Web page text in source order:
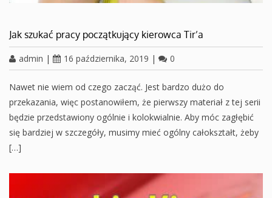
Jak szukać pracy początkujący kierowca Tir’a
admin | 16 października, 2019 | 0
Nawet nie wiem od czego zacząć. Jest bardzo dużo do
przekazania, więc postanowiłem, że pierwszy materiał z tej serii
będzie przedstawiony ogólnie i kolokwialnie. Aby móc zagłębić
się bardziej w szczegóły, musimy mieć ogólny całokształt, żeby
[…]